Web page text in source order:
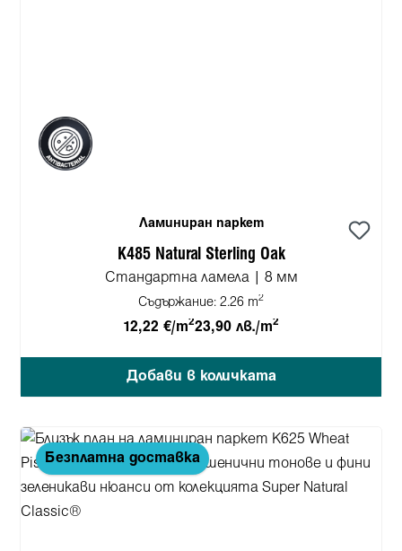
Ламиниран паркет
K485 Natural Sterling Oak
Стандартна ламела | 8 мм
Съдържание: 2.26 m2
12,22 €/m223,90 лв./m2
Добави в количката
Безплатна доставка